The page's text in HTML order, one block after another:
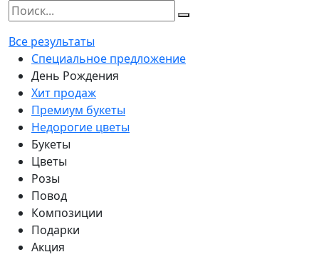
Все результаты
Специальное предложение
День Рождения
Хит продаж
Премиум букеты
Недорогие цветы
Букеты
Цветы
Розы
Повод
Композиции
Подарки
Акция